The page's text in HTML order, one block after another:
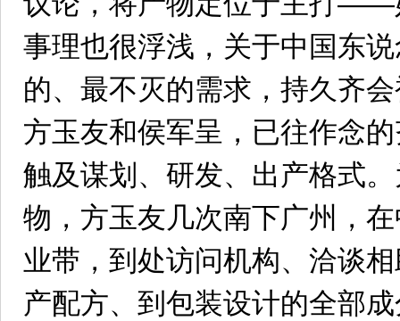
事理也很浮浅，关于中国东
的、最不灭的需求，持久齐
方玉友和侯军呈，已往作念
触及谋划、研发、出产格式
物，方玉友几次南下广州，
业带，到处访问机构、洽谈
产配方、到包装设计的全部